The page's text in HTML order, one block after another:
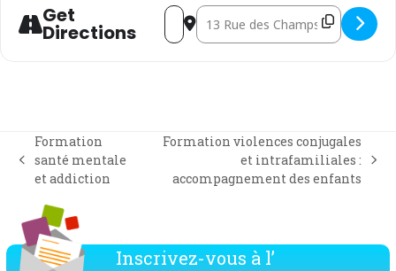
Get
Directions
Address - Formation violences
Destination Address - Formation
previous
post:
Formation
santé mentale
et addiction
post:
Formation violences conjugales
et intrafamiliales :
accompagnement des enfants
Inscrivez-vous à l’